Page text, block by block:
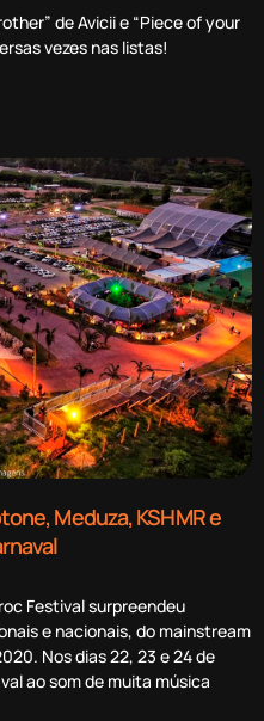
de Avicii e “Piece of your
vezes nas listas!
Meduza, KSHMR e
Festival surpreendeu
e nacionais, do mainstream
Nos dias 22, 23 e 24 de
ao som de muita música